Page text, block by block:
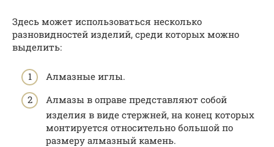
Здесь может использоваться несколько
разновидностей изделий, среди которых можно
выделить:
Алмазные иглы.
Алмазы в оправе представляют собой
изделия в виде стержней, на конец которых
монтируется относительно большой по
размеру алмазный камень.